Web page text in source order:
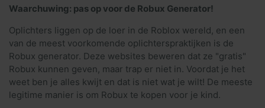
Waarchuwing: pas op voor de Robux Generator!
Oplichters liggen op de loer in de Roblox wereld, en een
van de meest voorkomende oplichterspraktijken is de
Robux generator. Deze websites beweren dat ze "gratis"
Robux kunnen geven, maar trap er niet in. Voordat je het
weet ben je alles kwijt en dat is niet wat je wilt! De meeste
legitime manier is om Robux te kopen voor je kind.